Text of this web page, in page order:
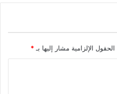
الحقول الإلزامية مشار إليها بـ*